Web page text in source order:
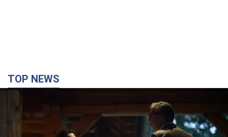
TOP NEWS